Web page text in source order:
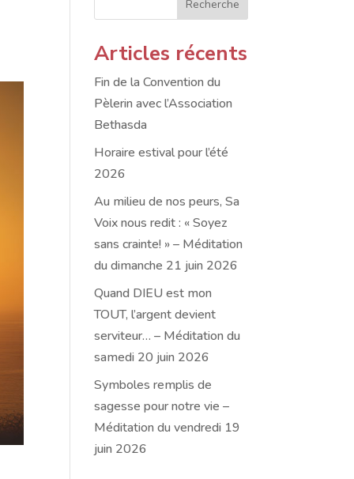
Recherche
Articles récents
Fin de la Convention du
Pèlerin avec l’Association
Bethasda
Horaire estival pour l’été
2026
Au milieu de nos peurs, Sa
Voix nous redit : « Soyez
sans crainte! » – Méditation
du dimanche 21 juin 2026
Quand DIEU est mon
TOUT, l’argent devient
serviteur… – Méditation du
samedi 20 juin 2026
Symboles remplis de
sagesse pour notre vie –
Méditation du vendredi 19
juin 2026